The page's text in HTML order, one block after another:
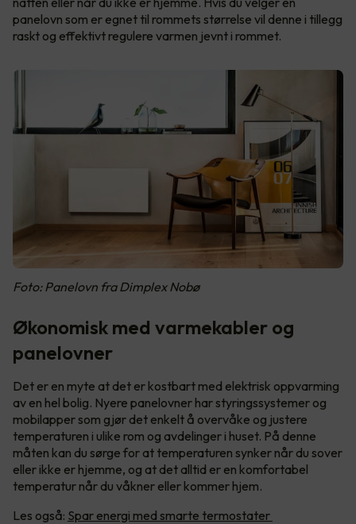
panelovn som er egnet til rommets størrelse vil denne i tillegg
raskt og effektivt regulere varmen jevnt i rommet.
Foto: Panelovn fra Dimplex Nobø
Økonomisk med varmekabler og
panelovner
Det er en myte at det er kostbart med elektrisk oppvarming
av en hel bolig. Nyere panelovner har styringssystemer og
mobilapper som gjør det enkelt å overvåke og justere
temperaturen i ulike rom og avdelinger i huset. På denne
måten kan du sørge for at temperaturen synker når du sover
eller ikke er hjemme, og at det alltid er en komfortabel
temperatur når du våkner eller kommer hjem.
Les også: Spar energi med smarte termostater